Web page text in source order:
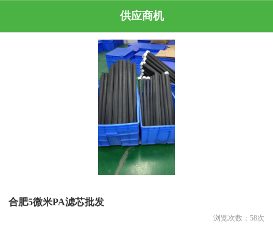
供应商机
合肥5微米PA滤芯批发
浏览次数： 58次